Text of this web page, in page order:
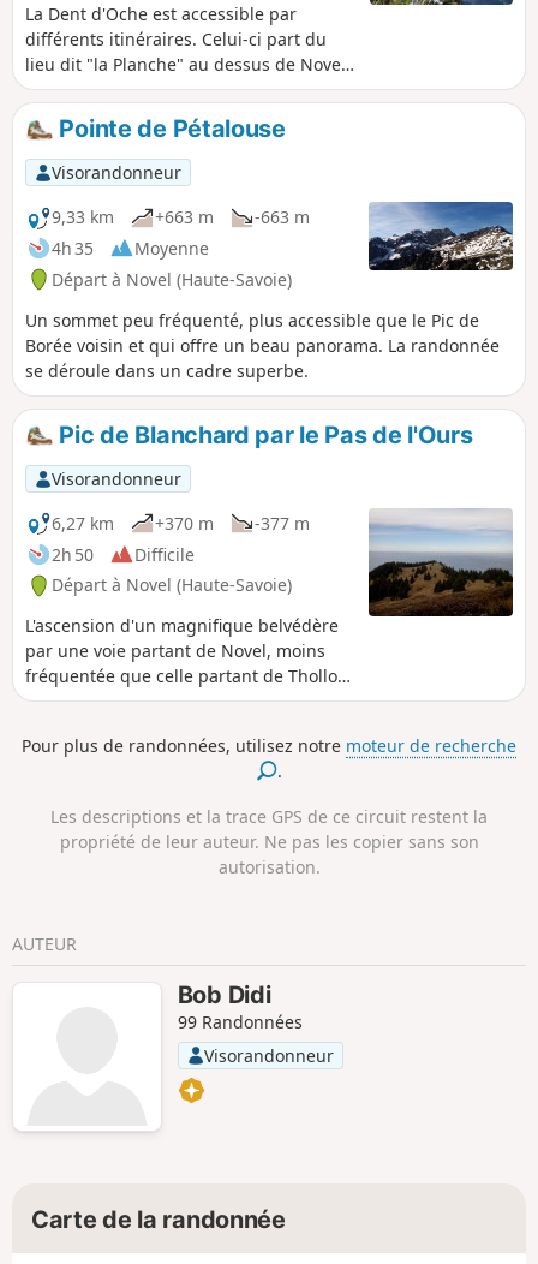
La Dent d'Oche est accessible par
différents itinéraires. Celui-ci part du
lieu dit "la Planche" au dessus de Novel.
Il passe par "les chalets de Neuteu", le
col de Pavis, les portes d'Oche, le lac de
la case, le col de planchamp, la dent
d'Oche et le retour se fait en passant
par le col de Rebollion, le col de Neuve,
la Neuva dessous, l'enclos, et enfin "la
Planche". Cet itinéraire nous a permis
d'apercevoir beaucoup de bouquetins à
différents endroits et la flore locale.
Pointe de Pétalouse
Visorandonneur
9,33 km
+663 m
-663 m
4h 35
Moyenne
Départ à Novel (Haute-Savoie)
Un sommet peu fréquenté, plus accessible que le Pic de
Borée voisin et qui offre un beau panorama. La randonnée
se déroule dans un cadre superbe.
Pic de Blanchard par le Pas de l'Ours
Visorandonneur
6,27 km
+370 m
-377 m
2h 50
Difficile
Départ à Novel (Haute-Savoie)
L'ascension d'un magnifique belvédère
par une voie partant de Novel, moins
fréquentée que celle partant de Thollon.
De superbes points de vue en cours de
qui, malgré son altitude et son dénivelé
bien s'orienter.
Pour plus de randonnées, utilisez notre moteur de recherche
.
Les descriptions et la trace GPS de ce circuit restent la
propriété de leur auteur. Ne pas les copier sans son
autorisation.
AUTEUR
Bob Didi
99 Randonnées
Visorandonneur
Carte de la randonnée